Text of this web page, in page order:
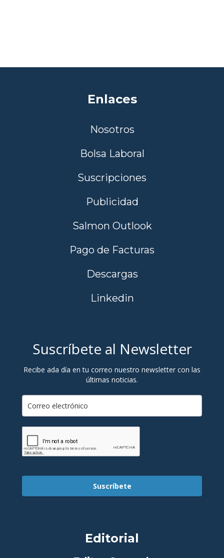
Enlaces
Nosotros
Bolsa Laboral
Suscripciones
Publicidad
Salmon Outlook
Pago de Facturas
Descargas
Linkedin
Suscríbete al Newsletter
Recibe ada día en tu correo nuestro newsletter con las
últimas noticias.
Suscríbete
Editorial